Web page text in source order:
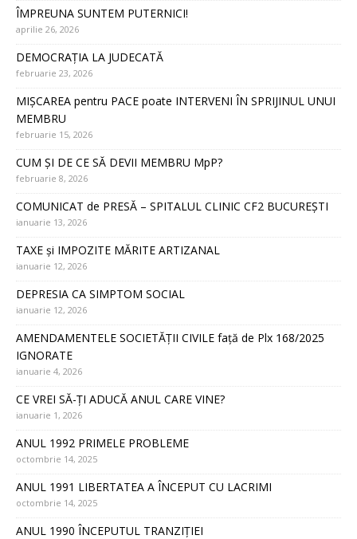
ÎMPREUNA SUNTEM PUTERNICI!
aprilie 26, 2026
DEMOCRAȚIA LA JUDECATĂ
februarie 23, 2026
MIȘCAREA pentru PACE poate INTERVENI ÎN SPRIJINUL UNUI
MEMBRU
februarie 15, 2026
CUM ȘI DE CE SĂ DEVII MEMBRU MpP?
februarie 8, 2026
COMUNICAT de PRESĂ – SPITALUL CLINIC CF2 BUCUREȘTI
ianuarie 13, 2026
TAXE și IMPOZITE MĂRITE ARTIZANAL
ianuarie 12, 2026
DEPRESIA CA SIMPTOM SOCIAL
ianuarie 12, 2026
AMENDAMENTELE SOCIETĂȚII CIVILE față de Plx 168/2025
IGNORATE
ianuarie 4, 2026
CE VREI SĂ-ȚI ADUCĂ ANUL CARE VINE?
ianuarie 1, 2026
ANUL 1992 PRIMELE PROBLEME
octombrie 14, 2025
ANUL 1991 LIBERTATEA A ÎNCEPUT CU LACRIMI
octombrie 14, 2025
ANUL 1990 ÎNCEPUTUL TRANZIȚIEI